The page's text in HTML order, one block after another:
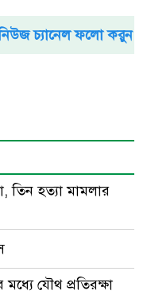
চ্যানেল ফলো করুন
তিন হত্যা মামলার
যৌথ প্রতিরক্ষা